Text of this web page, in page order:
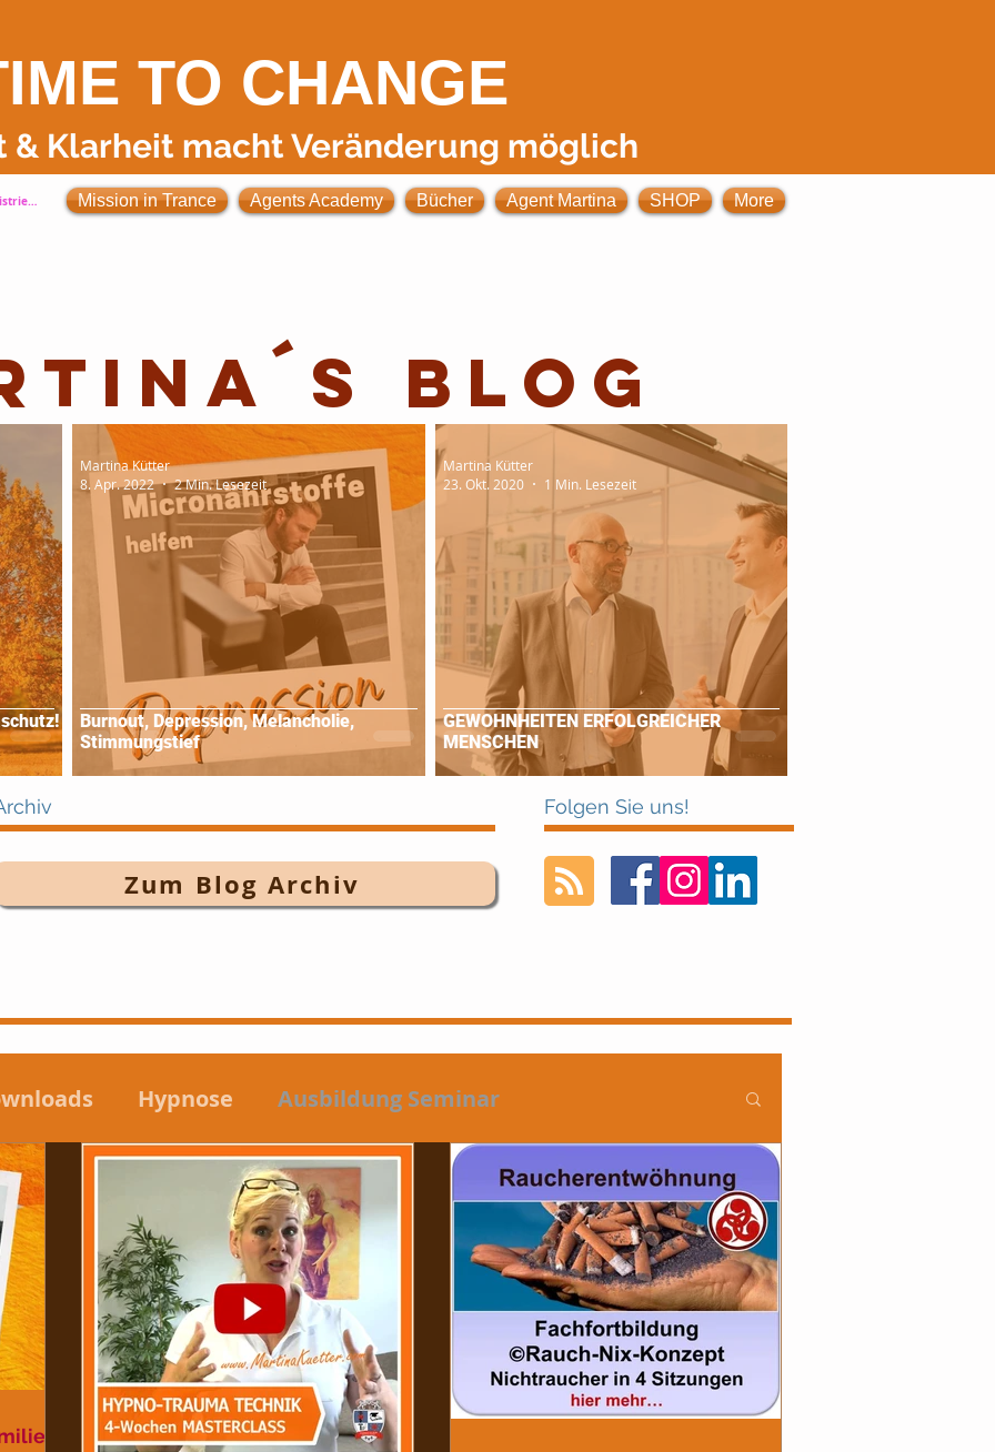
TO CHANGE
& Klarheit macht Veränderung möglich
Mission in Trance Agents Academy Bücher Agent Martina SHOP More
Burnout, Depression, Melancholie,
Stimmungstief
Martina Kütter
8. Apr. 2022
2 Min. Lesezeit
GEWOHNHEITEN ERFOLGREICHER
MENSCHEN
Martina Kütter
23. Okt. 2020
1 Min. Lesezeit
Blog
Folgen Sie uns!
Zum Blog Archiv
Hypnose Ausbildung Seminar
Money Mindset
Neuroleadership NEUESTEN BLOGPOSTS
- Black Friday Zusatzeinkommen - Nebenverdienst